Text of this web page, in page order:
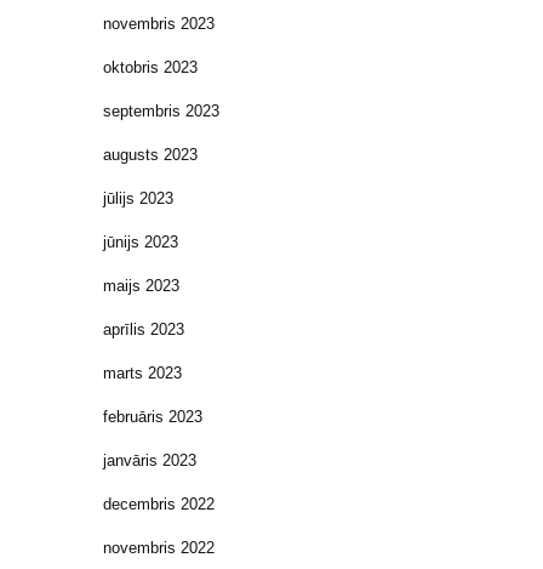
novembris 2023
oktobris 2023
septembris 2023
augusts 2023
jūlijs 2023
jūnijs 2023
maijs 2023
aprīlis 2023
marts 2023
februāris 2023
janvāris 2023
decembris 2022
novembris 2022